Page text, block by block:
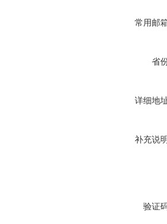
常用邮
省
详细地
补充说
验证